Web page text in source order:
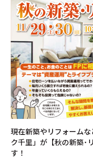
現在新築やリフォーム
ク千里」が【秋の新築･
す！